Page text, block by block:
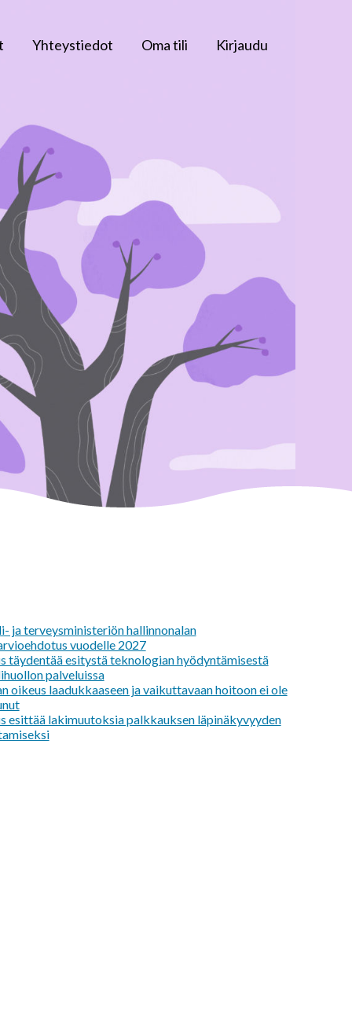
Yhteystiedot Oma tili Kirjaudu
ja terveysministeriön hallinnonalan
vuodelle 2027
täydentää esitystä teknologian hyödyntämisestä
palveluissa
oikeus laadukkaaseen ja vaikuttavaan hoitoon ei ole
esittää lakimuutoksia palkkauksen läpinäkyvyyden